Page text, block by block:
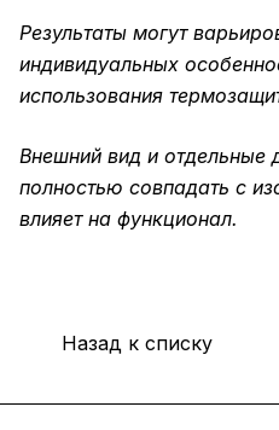
Результаты могут
индивидуальных
использования
Внешний вид и отдельные
полностью совпадать с
влияет на функционал.
Назад к списку